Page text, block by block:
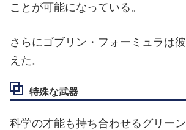
ことが可能になっている。
さらにゴブリン・フォーミュラは
えた。
特殊な武器
科学の才能も持ち合わせるグリーン